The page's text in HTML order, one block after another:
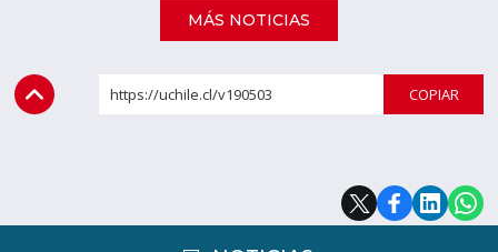
MÁS NOTICIAS
https://uchile.cl/v190503